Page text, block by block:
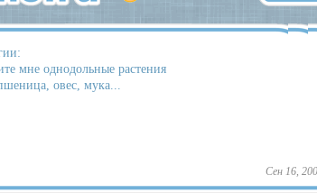
мне однодольные растения
овес, мука...
Сен 16,